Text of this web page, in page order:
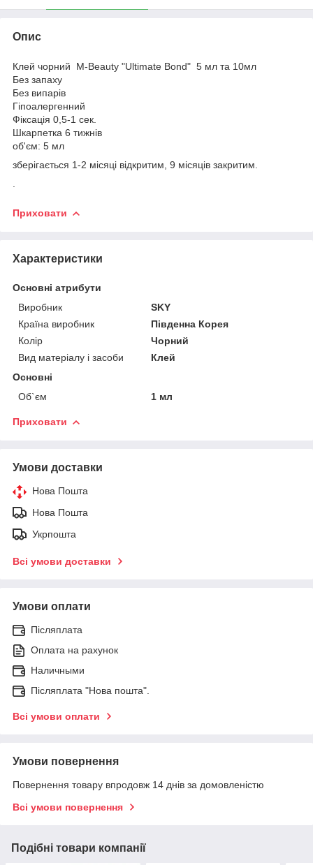
Опис
Клей чорний M-Beauty "Ultimate Bond" 5 мл та 10мл
Без запаху
Без випарів
Гіпоалергенний
Фіксація 0,5-1 сек.
Шкарпетка 6 тижнів
об'єм: 5 мл
зберігається 1-2 місяці відкритим, 9 місяців закритим.
Приховати
Характеристики
Основні атрибути
Виробник
SKY
Країна виробник
Південна Корея
Колір
Чорний
Вид матеріалу і засоби
Клей
Основні
Об`єм
1 мл
Приховати
Умови доставки
Нова Пошта
Нова Пошта
Укрпошта
Всі умови доставки
Умови оплати
Післяплата
Оплата на рахунок
Наличными
Післяплата "Нова пошта".
Всі умови оплати
Умови повернення
Повернення товару впродовж 14 днів за домовленістю
Всі умови повернення
Подібні товари компанії